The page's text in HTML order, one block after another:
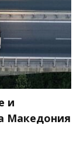
и
Македония